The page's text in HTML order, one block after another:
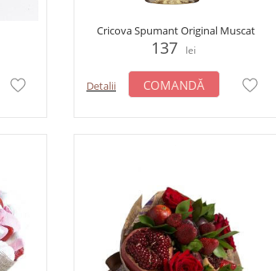
Cricova Spumant Original Muscat
137 lei
Detalii COMANDĂ